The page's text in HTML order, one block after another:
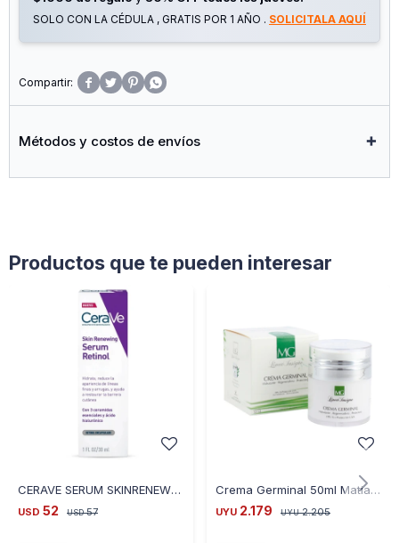
Además, viene acompañado de una presentación elegante,
SOLO CON LA CÉDULA , GRATIS POR 1 AÑO . SOLICITALA AQUÍ
   
Métodos y costos de envíos
Productos que te pueden interesar
CERAVE SERUM SKINRENEW RETINOL 1 OZ /30ML
USD 52 USD 57
Crema Germinal 50ml Matias Gonzalez con FPS 15+
UYU 2.179 UYU 2.205